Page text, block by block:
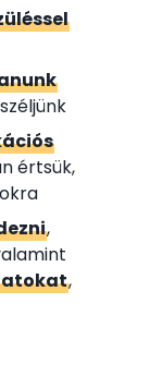
értsük,
,
,